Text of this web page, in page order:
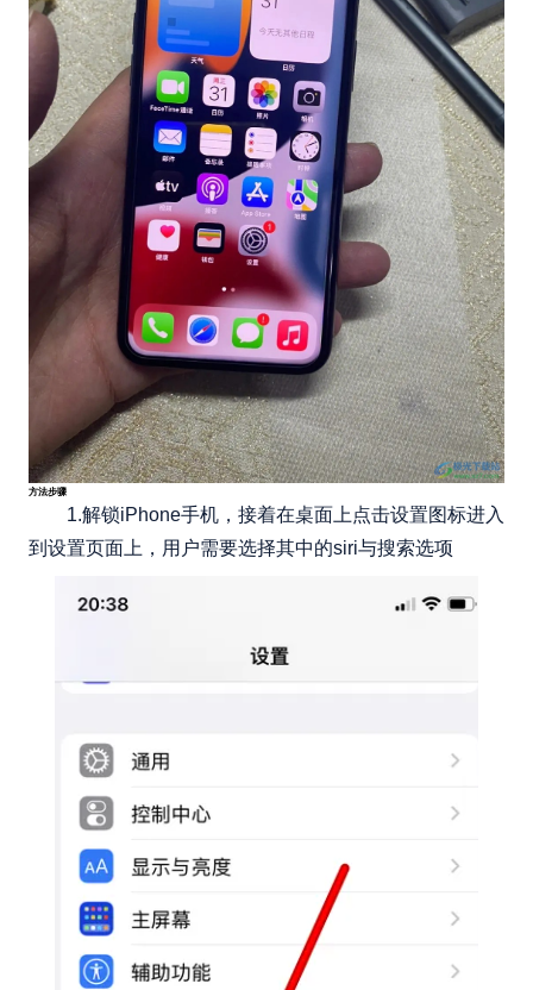
方法步骤
1.解锁iPhone手机，接着在桌面上点击设置图标进入
到设置页面上，用户需要选择其中的siri与搜索选项